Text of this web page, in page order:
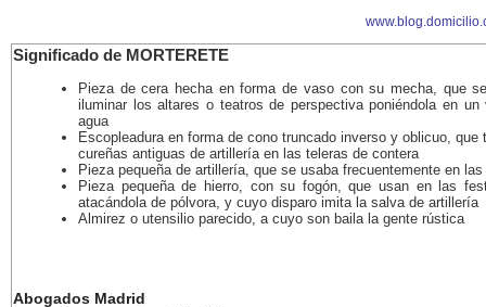
Significado de MORTERETE
Pieza de cera hecha en forma de vaso con su mecha, que
iluminar los altares o teatros de perspectiva poniéndola en un
agua
Escopleadura en forma de cono truncado inverso y oblicuo, que
cureñas antiguas de artillería en las teleras de contera
Pieza pequeña de artillería, que se usaba frecuentemente en
Pieza pequeña de hierro, con su fogón, que usan en las
atacándola de pólvora, y cuyo disparo imita la salva de artillería
Almirez o utensilio parecido, a cuyo son baila la gente rústica
Abogados Madrid